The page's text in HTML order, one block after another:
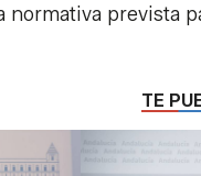
normativa prevista
TE